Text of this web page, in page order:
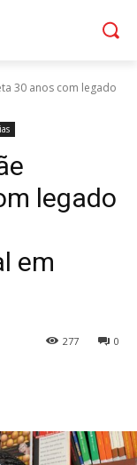
30 anos com legado
legado
em
0
277